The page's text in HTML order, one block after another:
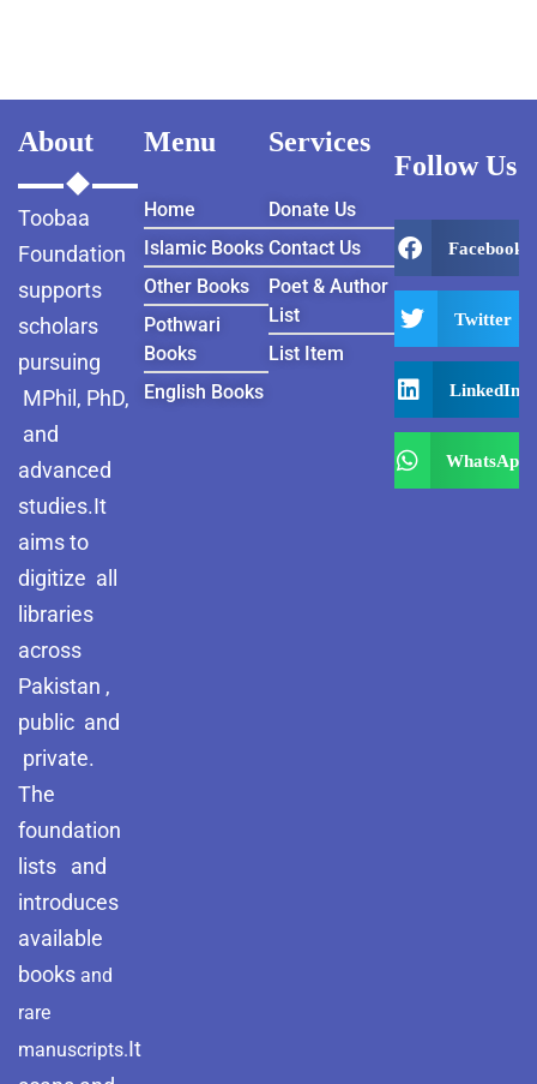
About
Toobaa
Foundation
supports
scholars
pursuing
MPhil, PhD,
and
advanced
studies.It
aims to
digitize all
libraries
across
Pakistan ,
public and
private.
The
foundation
lists and
introduces
available
books and
rare
manuscripts.It
Menu
Home
Islamic Books
Other Books
Pothwari
Books
English Books
Services
Donate Us
Contact Us
Poet & Author
List
List Item
Follow Us
Facebook
Twitter
LinkedIn
WhatsApp